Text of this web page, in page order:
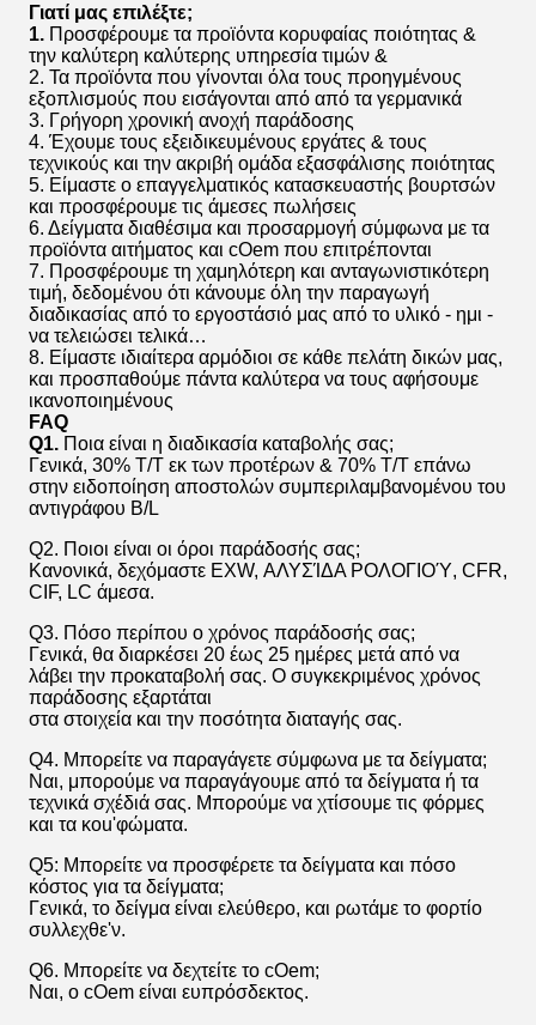
Γιατί μας επιλέξτε;
1. Προσφέρουμε τα προϊόντα κορυφαίας ποιότητας &
την καλύτερη καλύτερης υπηρεσία τιμών &
2. Τα προϊόντα που γίνονται όλα τους προηγμένους
εξοπλισμούς που εισάγονται από από τα γερμανικά
3. Γρήγορη χρονική ανοχή παράδοσης
4. Έχουμε τους εξειδικευμένους εργάτες & τους
τεχνικούς και την ακριβή ομάδα εξασφάλισης ποιότητας
5. Είμαστε ο επαγγελματικός κατασκευαστής βουρτσών
και προσφέρουμε τις άμεσες πωλήσεις
6. Δείγματα διαθέσιμα και προσαρμογή σύμφωνα με τα
προϊόντα αιτήματος και cOem που επιτρέπονται
7. Προσφέρουμε τη χαμηλότερη και ανταγωνιστικότερη
τιμή, δεδομένου ότι κάνουμε όλη την παραγωγή
διαδικασίας από το εργοστάσιό μας από το υλικό - ημι -
να τελειώσει τελικά…
8. Είμαστε ιδιαίτερα αρμόδιοι σε κάθε πελάτη δικών μας,
και προσπαθούμε πάντα καλύτερα να τους αφήσουμε
ικανοποιημένους
FAQ
Q1. Ποια είναι η διαδικασία καταβολής σας;
Γενικά, 30% T/T εκ των προτέρων & 70% T/T επάνω
στην ειδοποίηση αποστολών συμπεριλαμβανομένου του
αντιγράφου B/L
Q2. Ποιοι είναι οι όροι παράδοσής σας;
Κανονικά, δεχόμαστε EXW, ΑΛΥΣΊΔΑ ΡΟΛΟΓΙΟΎ, CFR,
CIF, LC άμεσα.
Q3. Πόσο περίπου ο χρόνος παράδοσής σας;
Γενικά, θα διαρκέσει 20 έως 25 ημέρες μετά από να
λάβει την προκαταβολή σας. Ο συγκεκριμένος χρόνος
παράδοσης εξαρτάται
στα στοιχεία και την ποσότητα διαταγής σας.
Q4. Μπορείτε να παραγάγετε σύμφωνα με τα δείγματα;
Ναι, μπορούμε να παραγάγουμε από τα δείγματα ή τα
τεχνικά σχέδιά σας. Μπορούμε να χτίσουμε τις φόρμες
και τα κοu'φώματα.
Q5: Μπορείτε να προσφέρετε τα δείγματα και πόσο
κόστος για τα δείγματα;
Γενικά, το δείγμα είναι ελεύθερο, και ρωτάμε το φορτίο
συλλεχθε'ν.
Q6. Μπορείτε να δεχτείτε το cOem;
Ναι, ο cOem είναι ευπρόσδεκτος.